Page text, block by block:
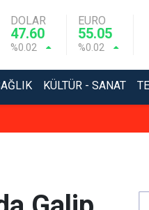
DOLAR
47.60
%0.02
EURO
55.05
%0.02
KÜLTÜR - SANAT